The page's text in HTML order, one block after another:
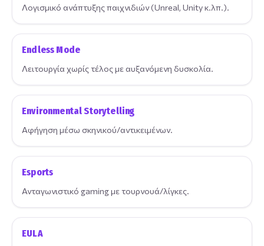
Λογισμικό ανάπτυξης παιχνιδιών (Unreal, Unity κ.λπ.).
Endless Mode
Λειτουργία χωρίς τέλος με αυξανόμενη δυσκολία.
Environmental Storytelling
Αφήγηση μέσω σκηνικού/αντικειμένων.
Esports
Ανταγωνιστικό gaming με τουρνουά/λίγκες.
EULA